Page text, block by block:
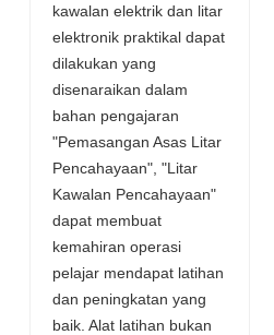
kawalan elektrik dan litar
elektronik praktikal dapat
dilakukan yang
disenaraikan dalam
bahan pengajaran
"Pemasangan Asas Litar
Pencahayaan", "Litar
Kawalan Pencahayaan"
dapat membuat
kemahiran operasi
pelajar mendapat latihan
dan peningkatan yang
baik. Alat latihan bukan